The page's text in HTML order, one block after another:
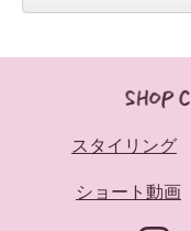
スタイリング
ショート動画